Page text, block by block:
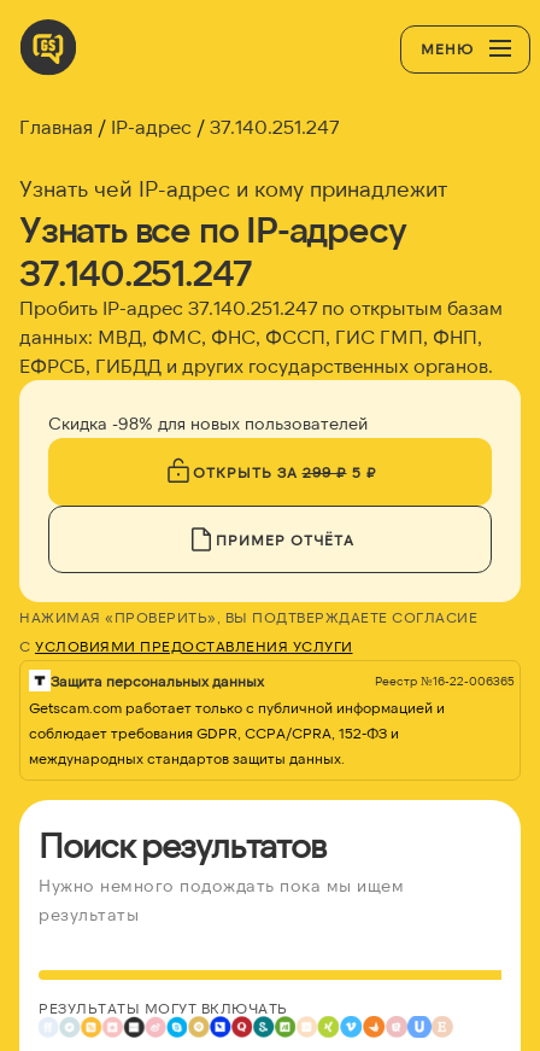
МЕНЮ
Главная IP-адрес 37.140.251.247
Узнать чей IP-адрес и кому принадлежит
Узнать все по IP-адресу
37.140.251.247
Пробить IP-адрес 37.140.251.247 по открытым базам
данных: МВД, ФМС, ФНС, ФССП, ГИС ГМП, ФНП,
ЕФРСБ, ГИБДД и других государственных органов.
Скидка -98% для новых пользователей
ОТКРЫТЬ ЗА299 ₽5 ₽
ПРИМЕР ОТЧЁТА
НАЖИМАЯ «ПРОВЕРИТЬ», ВЫ ПОДТВЕРЖДАЕТЕ СОГЛАСИЕ
С УСЛОВИЯМИ ПРЕДОСТАВЛЕНИЯ УСЛУГИ
Защита персональных данных Реестр №16-22-006365
Getscam.com работает только с публичной информацией и
соблюдает требования GDPR, CCPA/CPRA, 152-ФЗ и
международных стандартов защиты данных.
Поиск результатов
Нужно немного подождать пока мы ищем
результаты
РЕЗУЛЬТАТЫ МОГУТ ВКЛЮЧАТЬ